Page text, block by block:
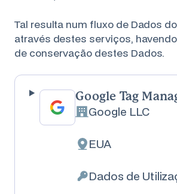
Tal resulta num fluxo de Dados
através destes serviços,
de conservação destes Dados.
Google Tag
Empresa:
Google LLC
Local de tratamento:
EUA
Dados Pessoais
Dados de